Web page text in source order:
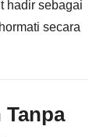
hadir sebagai
secara